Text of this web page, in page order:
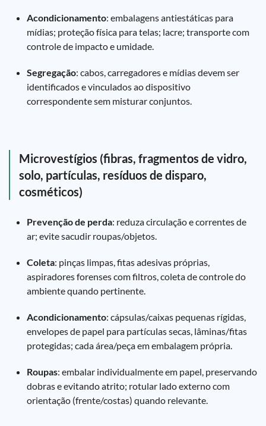
Acondicionamento: embalagens antiestáticas para
mídias; proteção física para telas; lacre; transporte com
controle de impacto e umidade.
Segregação: cabos, carregadores e mídias devem ser
identificados e vinculados ao dispositivo
correspondente sem misturar conjuntos.
Microvestígios (fibras, fragmentos de vidro,
solo, partículas, resíduos de disparo,
cosméticos)
Prevenção de perda: reduza circulação e correntes de
ar; evite sacudir roupas/objetos.
Coleta: pinças limpas, fitas adesivas próprias,
aspiradores forenses com filtros, coleta de controle do
ambiente quando pertinente.
Acondicionamento: cápsulas/caixas pequenas rígidas,
envelopes de papel para partículas secas, lâminas/fitas
protegidas; cada área/peça em embalagem própria.
Roupas: embalar individualmente em papel, preservando
dobras e evitando atrito; rotular lado externo com
orientação (frente/costas) quando relevante.